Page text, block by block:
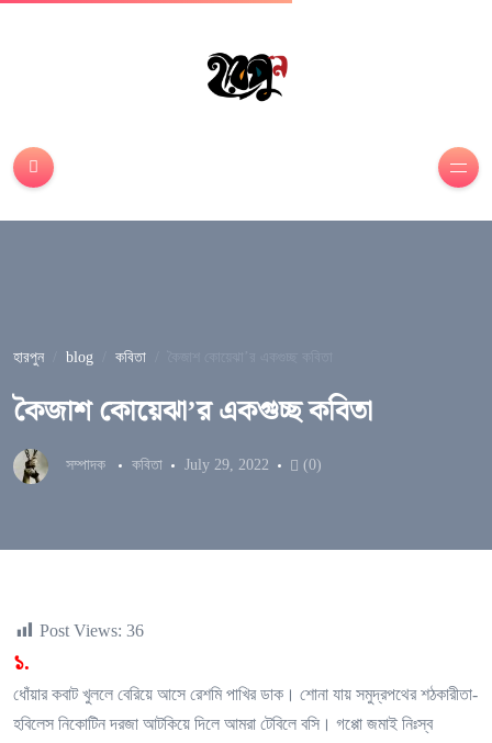
হারপুন blog কবিতা
কৈজাশ কোয়েঝা’র একগুচ্ছ কবিতা
সম্পাদক কবিতা July 29, 2022 (0)
Post Views: 36
১.
ধোঁয়ার কবাট খুললে বেরিয়ে আসে রেশমি পাখির ডাক। শোনা যায় সমুদ্রপথের শঠকারীতা-
হবিলেস নিকোটিন দরজা আটকিয়ে দিলে আমরা টেবিলে বসি। গপ্পো জমাই নিঃস্ব